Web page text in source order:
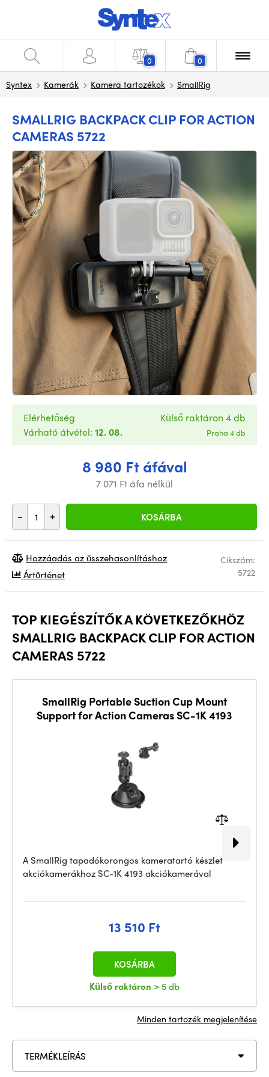
0 0
Syntex Kamerák Kamera tartozékok SmallRig
SMALLRIG BACKPACK CLIP FOR ACTION
CAMERAS 5722
8 980 Ft áfával
7 071 Ft áfa nélkül
- + KOSÁRBA
Elérhetőség
Várható átvétel: 12. 08.
Külső raktáron 4 db
Praha 4 db
Cikszám:
5722
Hozzáadás az összehasonlításhoz
Ártörténet
TOP KIEGÉSZÍTŐK A KÖVETKEZŐKHÖZ
SMALLRIG BACKPACK CLIP FOR ACTION
CAMERAS 5722
SmallRig Portable Suction Cup Mount
Support for Action Cameras SC-1K 4193
A SmallRig tapadókorongos kameratartó készlet
akciókamerákhoz SC-1K 4193 akciókamerával
13 510 Ft
Külső raktáron > 5 db
KOSÁRBA
Minden tartozék megjelenítése
TERMÉKLEÍRÁS